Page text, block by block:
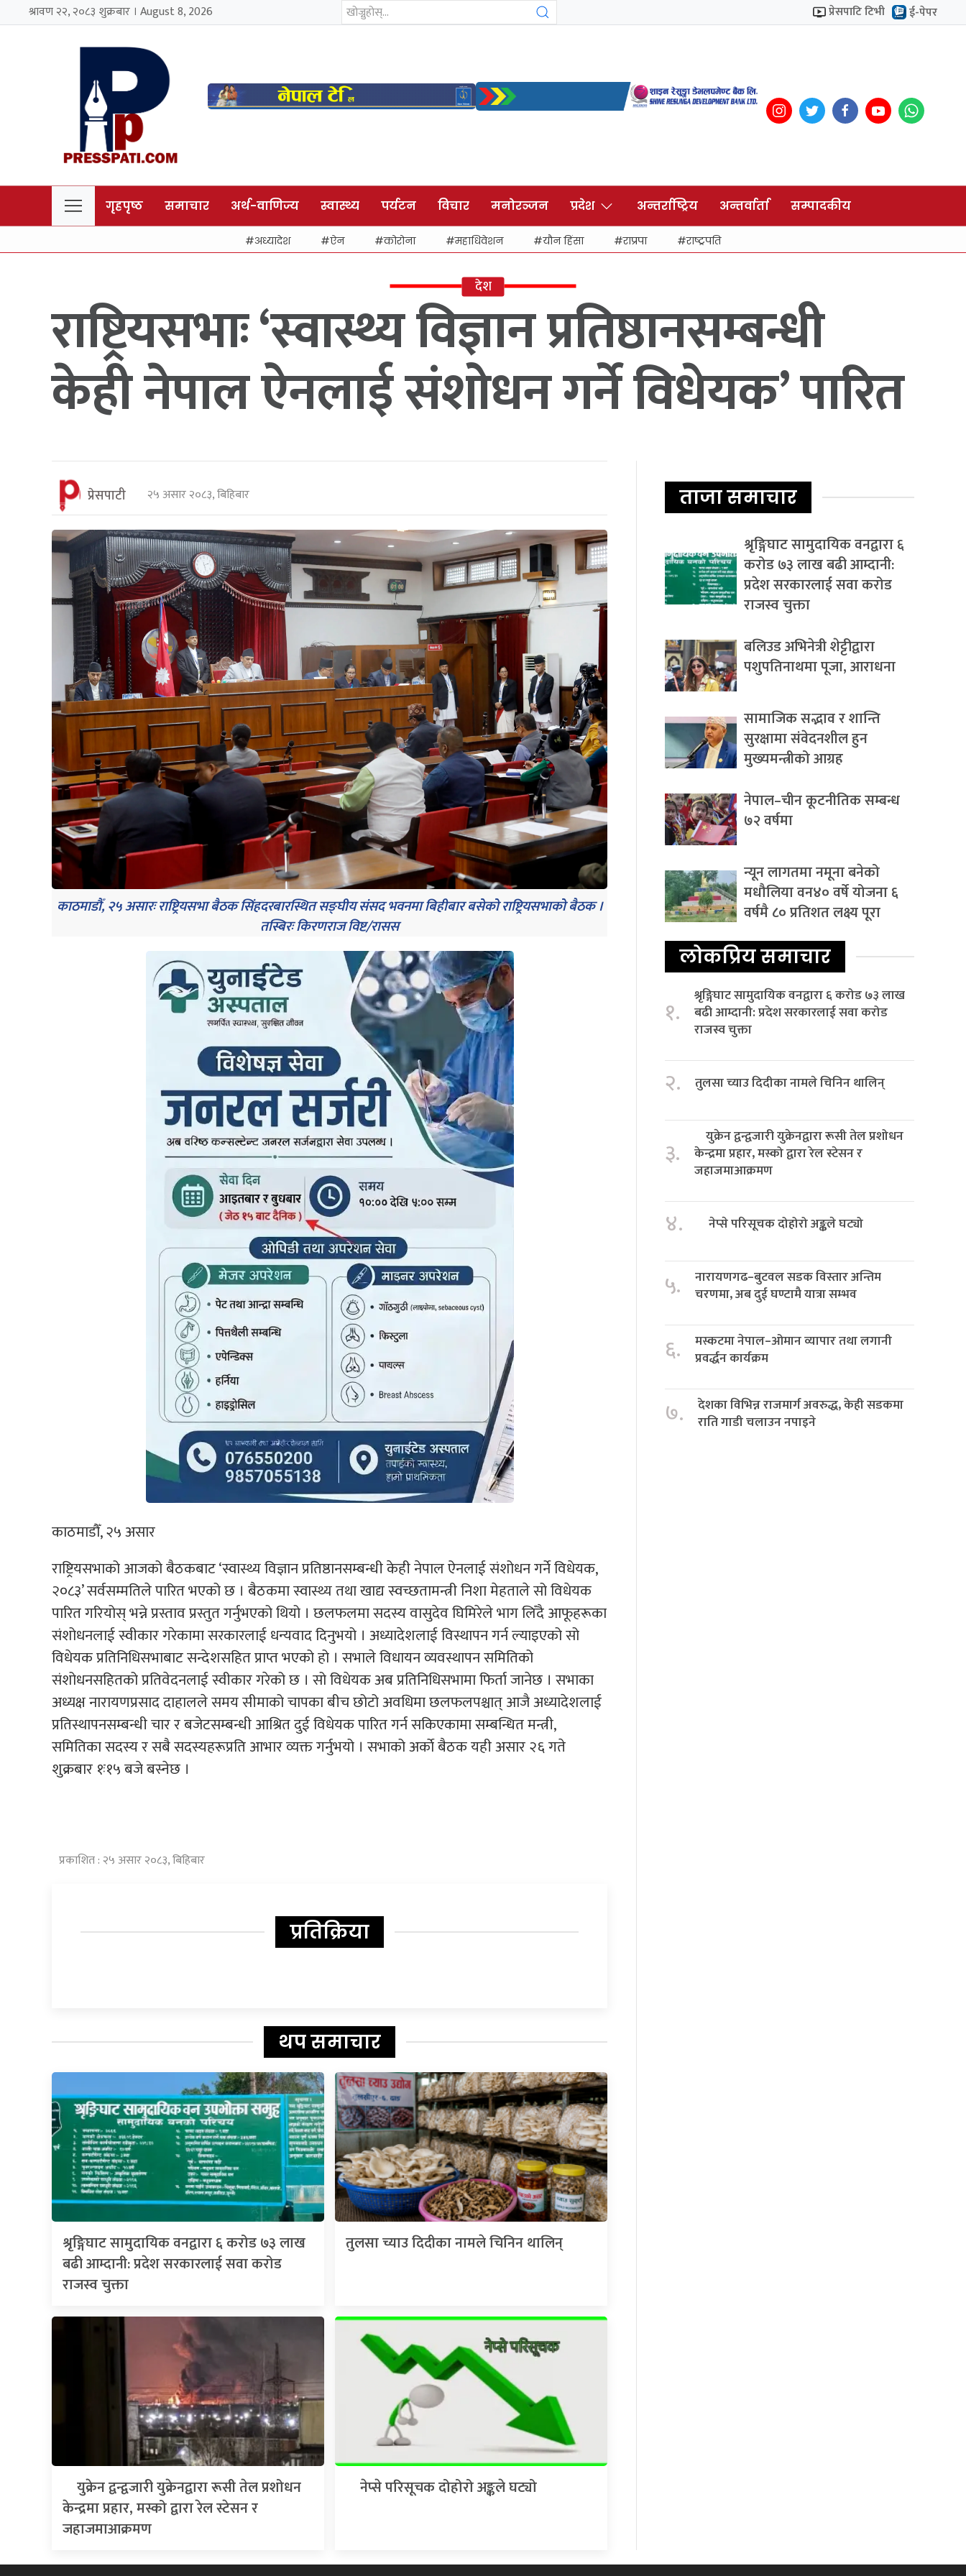
श्रावण २२, २०८३ शुक्रबार । August 8, 2026 प्रेसपाटि टिभी ई-पेपर
गृहपृष्ठ समाचार अर्थ-वाणिज्य स्वास्थ्य पर्यटन विचार मनोरञ्जन प्रदेश अन्तर्राष्ट्रिय अन्तर्वार्ता सम्पादकीय
अध्यादेश ऐन कोरोना महाधिवेशन यौन हिंसा राप्रपा राष्ट्रपति
देश
राष्ट्रियसभाः ‘स्वास्थ्य विज्ञान प्रतिष्ठानसम्बन्धी
केही नेपाल ऐनलाई संशोधन गर्ने विधेयक’ पारित
प्रेसपाटी २५ असार २०८३, बिहिबार
काठमाडौँ, २५ असारः राष्ट्रियसभा बैठक सिंहदरबारस्थित सङ्घीय संसद भवनमा बिहीबार बसेको राष्ट्रियसभाको बैठक ।
तस्बिरः किरणराज विष्ट/रासस
काठमाडौँ, २५ असार
राष्ट्रियसभाको आजको बैठकबाट ‘स्वास्थ्य विज्ञान प्रतिष्ठानसम्बन्धी केही नेपाल ऐनलाई संशोधन गर्ने विधेयक,
२०८३’ सर्वसम्मतिले पारित भएको छ । बैठकमा स्वास्थ्य तथा खाद्य स्वच्छतामन्त्री निशा मेहताले सो विधेयक
पारित गरियोस् भन्ने प्रस्ताव प्रस्तुत गर्नुभएको थियो । छलफलमा सदस्य वासुदेव घिमिरेले भाग लिँदै आफूहरूका
संशोधनलाई स्वीकार गरेकामा सरकारलाई धन्यवाद दिनुभयो । अध्यादेशलाई विस्थापन गर्न ल्याइएको सो
विधेयक प्रतिनिधिसभाबाट सन्देशसहित प्राप्त भएको हो । सभाले विधायन व्यवस्थापन समितिको
संशोधनसहितको प्रतिवेदनलाई स्वीकार गरेको छ । सो विधेयक अब प्रतिनिधिसभामा फिर्ता जानेछ । सभाका
अध्यक्ष नारायणप्रसाद दाहालले समय सीमाको चापका बीच छोटो अवधिमा छलफलपश्चात् आजै अध्यादेशलाई
प्रतिस्थापनसम्बन्धी चार र बजेटसम्बन्धी आश्रित दुई विधेयक पारित गर्न सकिएकामा सम्बन्धित मन्त्री,
समितिका सदस्य र सबै सदस्यहरूप्रति आभार व्यक्त गर्नुभयो । सभाको अर्काे बैठक यही असार २६ गते
शुक्रबार १ः१५ बजे बस्नेछ ।
प्रकाशित : २५ असार २०८३, बिहिबार
प्रतिक्रिया
थप समाचार
श्रृङ्गिघाट सामुदायिक वनद्वारा ६ करोड ७३ लाख
बढी आम्दानी: प्रदेश सरकारलाई सवा करोड
राजस्व चुक्ता
तुलसा च्याउ दिदीका नामले चिनिन थालिन्
युक्रेन द्वन्द्वजारी युक्रेनद्वारा रूसी तेल प्रशोधन
केन्द्रमा प्रहार, मस्को द्वारा रेल स्टेसन र
जहाजमाआक्रमण
नेप्से परिसूचक दोहोरो अङ्कले घट्यो
ताजा समाचार
श्रृङ्गिघाट सामुदायिक वनद्वारा ६
करोड ७३ लाख बढी आम्दानी:
प्रदेश सरकारलाई सवा करोड
राजस्व चुक्ता
बलिउड अभिनेत्री शेट्टीद्वारा
पशुपतिनाथमा पूजा, आराधना
सामाजिक सद्भाव र शान्ति
सुरक्षामा संवेदनशील हुन
मुख्यमन्त्रीको आग्रह
नेपाल–चीन कूटनीतिक सम्बन्ध
७२ वर्षमा
न्यून लागतमा नमूना बनेको
मधौलिया वन४० वर्षे योजना ६
वर्षमै ८० प्रतिशत लक्ष्य पूरा
लोकप्रिय समाचार
१.
श्रृङ्गिघाट सामुदायिक वनद्वारा ६ करोड ७३ लाख
बढी आम्दानी: प्रदेश सरकारलाई सवा करोड
राजस्व चुक्ता
२. तुलसा च्याउ दिदीका नामले चिनिन थालिन्
३.
युक्रेन द्वन्द्वजारी युक्रेनद्वारा रूसी तेल प्रशोधन
केन्द्रमा प्रहार, मस्को द्वारा रेल स्टेसन र
जहाजमाआक्रमण
४. नेप्से परिसूचक दोहोरो अङ्कले घट्यो
५.
नारायणगढ–बुटवल सडक विस्तार अन्तिम
चरणमा, अब दुई घण्टामै यात्रा सम्भव
६.
मस्कटमा नेपाल–ओमान व्यापार तथा लगानी
प्रवर्द्धन कार्यक्रम
७.
देशका विभिन्न राजमार्ग अवरुद्ध, केही सडकमा
राति गाडी चलाउन नपाइने